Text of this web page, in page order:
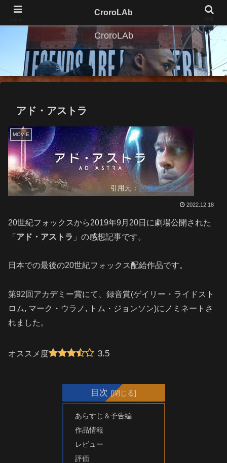
CroroLAb
アド・アストラ
MOVIE
引用元：20世紀スタジオ
2022.12.18
20世紀フォックスから2019年9月20日に劇場公開された
「 アド・アストラ 」の感想記事です。
日本での最後の20世紀フォックス配給作品です。
第92回アカデミー賞にて、録音賞(ゲイリー・ライドスト
ロム, マーク・ウラノ, トム・ジョンソン)にノミネートさ
れました。
オススメ度 3.5
目次
あらすじ＆予告編
作品情報
レビュー
評価
CroroLAb